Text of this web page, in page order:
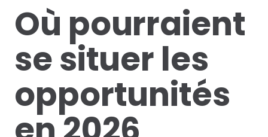
Où pourraient
se situer les
opportunités